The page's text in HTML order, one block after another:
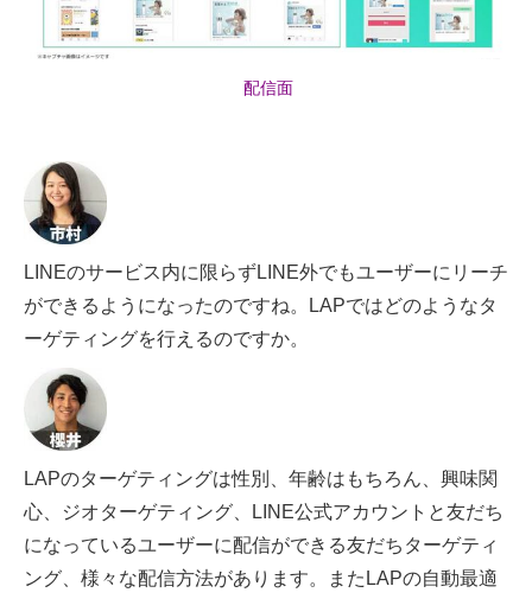
配信面
LINEのサービス内に限らずLINE外でもユーザーにリーチ
ができるようになったのですね。LAPではどのようなタ
ーゲティングを行えるのですか。
LAPのターゲティングは性別、年齢はもちろん、興味関
心、ジオターゲティング、LINE公式アカウントと友だち
になっているユーザーに配信ができる友だちターゲティ
ング、様々な配信方法があります。またLAPの自動最適